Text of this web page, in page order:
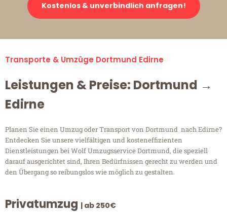
Kostenlos & unverbindlich anfragen!
Transporte & Umzüge Dortmund Edirne
Leistungen & Preise: Dortmund →
Edirne
Planen Sie einen Umzug oder Transport von Dortmund nach Edirne?
Entdecken Sie unsere vielfältigen und kosteneffizienten
Dienstleistungen bei Wolf Umzugsservice Dortmund, die speziell
darauf ausgerichtet sind, Ihren Bedürfnissen gerecht zu werden und
den Übergang so reibungslos wie möglich zu gestalten.
Privatumzug | ab 250€